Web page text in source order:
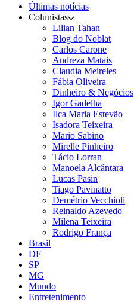
Últimas notícias
Colunistas
Lilian Tahan
Blog do Noblat
Carlos Carone
Andreza Matais
Claudia Meireles
Fábia Oliveira
Dinheiro & Negócios
Igor Gadelha
Ilca Maria Estevão
Isadora Teixeira
Mario Sabino
Mirelle Pinheiro
Tácio Lorran
Manoela Alcântara
Lucas Pasin
Tiago Pavinatto
Demétrio Vecchioli
Reinaldo Azevedo
Milena Teixeira
Rodrigo França
Brasil
DF
SP
MG
Mundo
Entretenimento